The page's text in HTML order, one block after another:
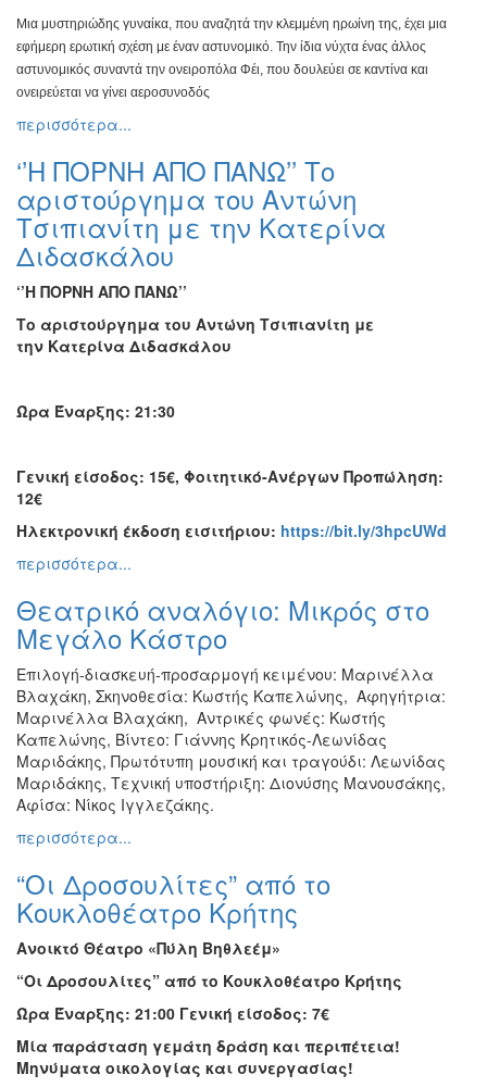
Μια μυστηριώδης γυναίκα, που αναζητά την κλεμμένη ηρωίνη της, έχει μια
εφήμερη ερωτική σχέση με έναν αστυνομικό. Την ίδια νύχτα ένας άλλος
αστυνομικός συναντά την ονειροπόλα Φέι, που δουλεύει σε καντίνα και
ονειρεύεται να γίνει αεροσυνοδός
περισσότερα...
‘’Η ΠΟΡΝΗ ΑΠΟ ΠΑΝΩ’’ Το
αριστούργημα του Αντώνη
Τσιπιανίτη με την Κατερίνα
Διδασκάλου
‘’Η ΠΟΡΝΗ ΑΠΟ ΠΑΝΩ’’
Το αριστούργημα του Αντώνη Τσιπιανίτη με
την Κατερίνα Διδασκάλου
Ώρα Έναρξης: 21:30
Γενική είσοδος: 15€, Φοιτητικό-Ανέργων Προπώληση:
12€
Ηλεκτρονική έκδοση εισιτήριου: https://bit.ly/3hpcUWd
περισσότερα...
Θεατρικό αναλόγιο: Μικρός στο
Μεγάλο Κάστρο
Επιλογή-διασκευή-προσαρμογή κειμένου: Μαρινέλλα
Βλαχάκη, Σκηνοθεσία: Κωστής Καπελώνης, Αφηγήτρια:
Μαρινέλλα Βλαχάκη, Αντρικές φωνές: Κωστής
Καπελώνης, Βίντεο: Γιάννης Κρητικός-Λεωνίδας
Μαριδάκης, Πρωτότυπη μουσική και τραγούδι: Λεωνίδας
Μαριδάκης, Τεχνική υποστήριξη: Διονύσης Μανουσάκης,
Αφίσα: Νίκος Ιγγλεζάκης.
περισσότερα...
“Οι Δροσουλίτες” από το
Κουκλοθέατρο Κρήτης
Ανοικτό Θέατρο «Πύλη Βηθλεέμ»
“Οι Δροσουλίτες” από το Κουκλοθέατρο Κρήτης
Ώρα Έναρξης: 21:00 Γενική είσοδος: 7€
Μία παράσταση γεμάτη δράση και περιπέτεια!
Μηνύματα οικολογίας και συνεργασίας!